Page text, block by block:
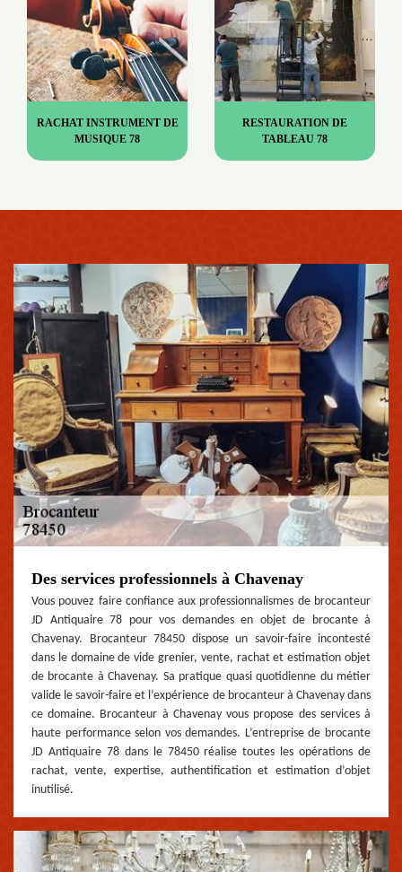
RACHAT INSTRUMENT DE
MUSIQUE 78
RESTAURATION DE
TABLEAU 78
Des services professionnels à Chavenay
Vous pouvez faire confiance aux professionnalismes de brocanteur
JD Antiquaire 78 pour vos demandes en objet de brocante à
Chavenay. Brocanteur 78450 dispose un savoir-faire incontesté
dans le domaine de vide grenier, vente, rachat et estimation objet
de brocante à Chavenay. Sa pratique quasi quotidienne du métier
valide le savoir-faire et l’expérience de brocanteur à Chavenay dans
ce domaine. Brocanteur à Chavenay vous propose des services à
haute performance selon vos demandes. L’entreprise de brocante
JD Antiquaire 78 dans le 78450 réalise toutes les opérations de
rachat, vente, expertise, authentification et estimation d’objet
inutilisé.